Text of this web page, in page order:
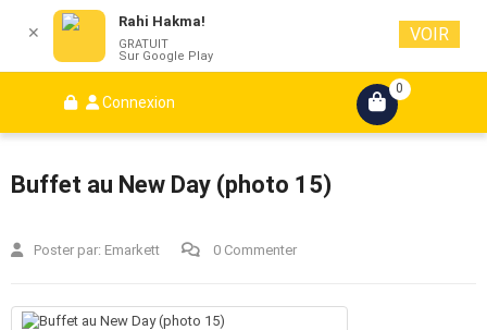
Connexion
0
Buffet au New Day (photo 15)
Poster par: Emarkett 0 Commenter
✕
Rahi Hakma!
GRATUIT
Sur Google Play
VOIR